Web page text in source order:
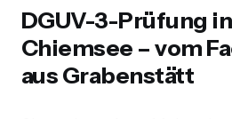
DGUV-3-Prüfung
Chiemsee – vom
aus Grabenstätt